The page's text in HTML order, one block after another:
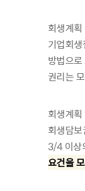
회생계
기업회
방법으
권리는
회생계
회생담
3/4 이상
요건을